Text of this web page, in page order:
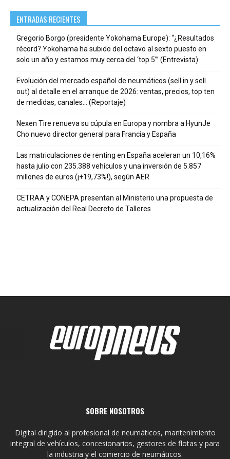
ENTRADAS RECIENTES
Gregorio Borgo (presidente Yokohama Europe): “¿Resultados
récord? Yokohama ha subido del octavo al sexto puesto en
solo un año y estamos muy cerca del ‘top 5’” (Entrevista)
Evolución del mercado español de neumáticos (sell in y sell
out) al detalle en el arranque de 2026: ventas, precios, top ten
de medidas, canales… (Reportaje)
Nexen Tire renueva su cúpula en Europa y nombra a HyunJe
Cho nuevo director general para Francia y España
Las matriculaciones de renting en España aceleran un 10,16%
hasta julio con 235.388 vehículos y una inversión de 5.857
millones de euros (¡+19,73%!), según AER
CETRAA y CONEPA presentan al Ministerio una propuesta de
actualización del Real Decreto de Talleres
SOBRE NOSOTROS
Digital dirigido al profesional de neumáticos, mantenimiento
integral de vehículos, concesionarios, gestores de flotas y para
la industria y el comercio de neumáticos.